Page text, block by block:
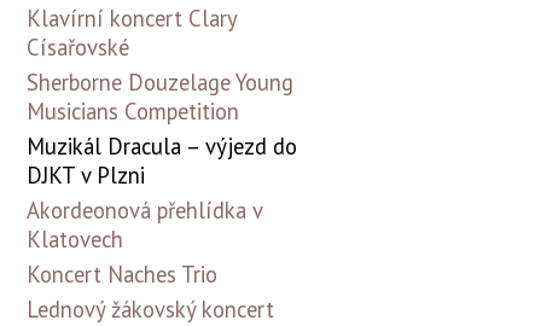
Klavírní koncert Clary
Císařovské
Sherborne Douzelage Young
Musicians Competition
Muzikál Dracula – výjezd do
DJKT v Plzni
Akordeonová přehlídka v
Klatovech
Koncert Naches Trio
Lednový žákovský koncert